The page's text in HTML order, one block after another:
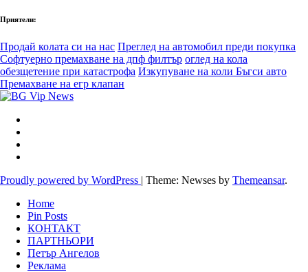
Приятели:
Продай колата си на нас Преглед на автомобил преди покупка
Софтуерно премахване на дпф филтър оглед на кола
обезщетение при катастрофа Изкупуване на коли Бъгси авто
Премахване на егр клапан
Proudly powered by WordPress Theme: Newses by Themeansar.
Home
Pin Posts
КОНТАКТ
ПАРТНЬОРИ
Петър Ангелов
Реклама